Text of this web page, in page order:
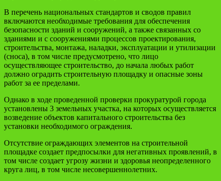
В перечень национальных стандартов и сводов правил
включаются необходимые требования для обеспечения
безопасности зданий и сооружений, а также связанных со
зданиями и с сооружениями процессов проектирования,
строительства, монтажа, наладки, эксплуатации и утилизации
(сноса), в том числе предусмотрено, что лицо
осуществляющее строительство, до начала любых работ
должно оградить строительную площадку и опасные зоны
работ за ее пределами.
Однако в ходе проведенной проверки прокуратурой города
установлены 3 земельных участка, на которых осуществляется
возведение объектов капитального строительства без
установки необходимого ограждения.
Отсутствие ограждающих элементов на строительной
площадке создает предпосылки для негативных проявлений, в
том числе создает угрозу жизни и здоровья неопределенного
круга лиц, в том числе несовершеннолетних.